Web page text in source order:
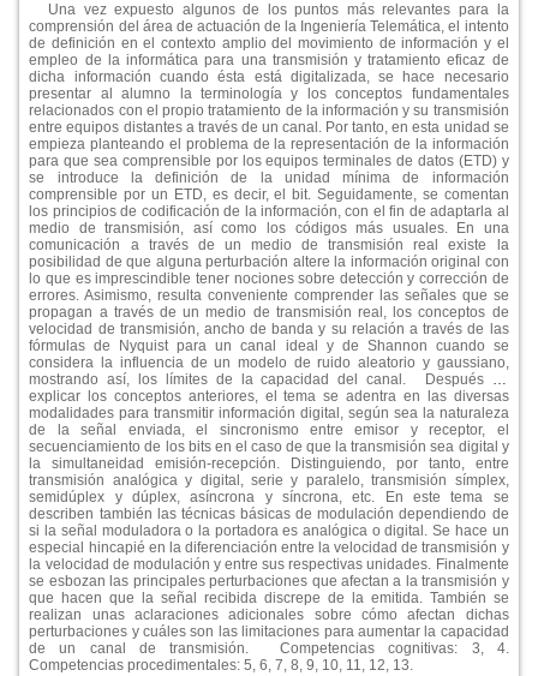
Una vez expuesto algunos de los puntos más relevantes para la
comprensión del área de actuación de la Ingenierí­a Telemática, el intento
de definición en el contexto amplio del movimiento de información y el
empleo de la informática para una transmisión y tratamiento eficaz de
dicha información cuando ésta está digitalizada, se hace necesario
presentar al alumno la terminologí­a y los conceptos fundamentales
relacionados con el propio tratamiento de la información y su transmisión
entre equipos distantes a través de un canal. Por tanto, en esta unidad se
empieza planteando el problema de la representación de la información
para que sea comprensible por los equipos terminales de datos (ETD) y
se introduce la definición de la unidad mí­nima de información
comprensible por un ETD, es decir, el bit. Seguidamente, se comentan
los principios de codificación de la información, con el fin de adaptarla al
medio de transmisión, así­ como los códigos más usuales. En una
comunicación a través de un medio de transmisión real existe la
posibilidad de que alguna perturbación altere la información original con
lo que es imprescindible tener nociones sobre detección y corrección de
errores. Asimismo, resulta conveniente comprender las señales que se
propagan a través de un medio de transmisión real, los conceptos de
velocidad de transmisión, ancho de banda y su relación a través de las
fórmulas de Nyquist para un canal ideal y de Shannon cuando se
considera la influencia de un modelo de ruido aleatorio y gaussiano,
mostrando así­, los lí­mites de la capacidad del canal.
Después de
explicar los conceptos anteriores, el tema se adentra en las diversas
modalidades para transmitir información digital, según sea la naturaleza
de la señal enviada, el sincronismo entre emisor y receptor, el
secuenciamiento de los bits en el caso de que la transmisión sea digital y
la simultaneidad emisión-recepción. Distinguiendo, por tanto, entre
transmisión analógica y digital, serie y paralelo, transmisión sí­mplex,
semidúplex y dúplex, así­ncrona y sí­ncrona, etc. En este tema se
describen también las técnicas básicas de modulación dependiendo de
si la señal moduladora o la portadora es analógica o digital. Se hace un
especial hincapié en la diferenciación entre la velocidad de transmisión y
la velocidad de modulación y entre sus respectivas unidades. Finalmente
se esbozan las principales perturbaciones que afectan a la transmisión y
que hacen que la señal recibida discrepe de la emitida. También se
realizan unas aclaraciones adicionales sobre cómo afectan dichas
perturbaciones y cuáles son las limitaciones para aumentar la capacidad
de un canal de transmisión.
Competencias cognitivas: 3, 4.
Competencias procedimentales: 5, 6, 7, 8, 9, 10, 11, 12, 13.